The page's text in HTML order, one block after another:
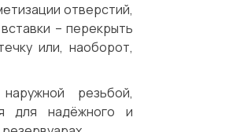
отверстий,
– перекрыть
или, наоборот,
резьбой,
для надёжного и